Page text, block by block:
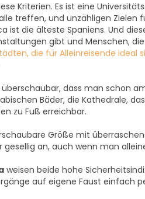
Kriterien. Es ist eine
treffen, und unzähligen Zielen
ist die älteste Spaniens. Und
gibt und Menschen,
die für Alleinreisende ideal
überschaubar, dass man schon
Bäder, die Kathedrale,
zu Fuß erreichbar.
Größe mit
an, auch wenn man
weisen beide hohe
auf eigene Faust einfach